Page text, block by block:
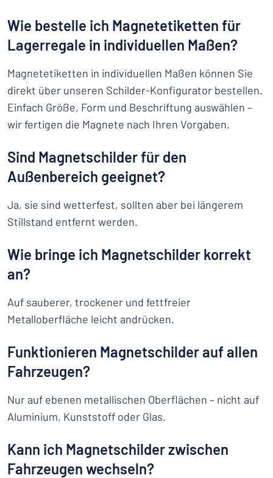
Wie bestelle ich Magnetetiketten für
Lagerregale in individuellen Maßen?
Magnetetiketten in individuellen Maßen können Sie
direkt über unseren Schilder-Konfigurator bestellen.
Einfach Größe, Form und Beschriftung auswählen –
wir fertigen die Magnete nach Ihren Vorgaben.
Sind Magnetschilder für den
Außenbereich geeignet?
Ja, sie sind wetterfest, sollten aber bei längerem
Stillstand entfernt werden.
Wie bringe ich Magnetschilder korrekt
an?
Auf sauberer, trockener und fettfreier
Metalloberfläche leicht andrücken.
Funktionieren Magnetschilder auf allen
Fahrzeugen?
Nur auf ebenen metallischen Oberflächen – nicht auf
Aluminium, Kunststoff oder Glas.
Kann ich Magnetschilder zwischen
Fahrzeugen wechseln?